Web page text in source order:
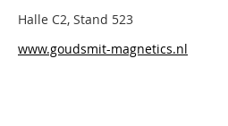
Halle C2, Stand 523
www.goudsmit-magnetics.nl